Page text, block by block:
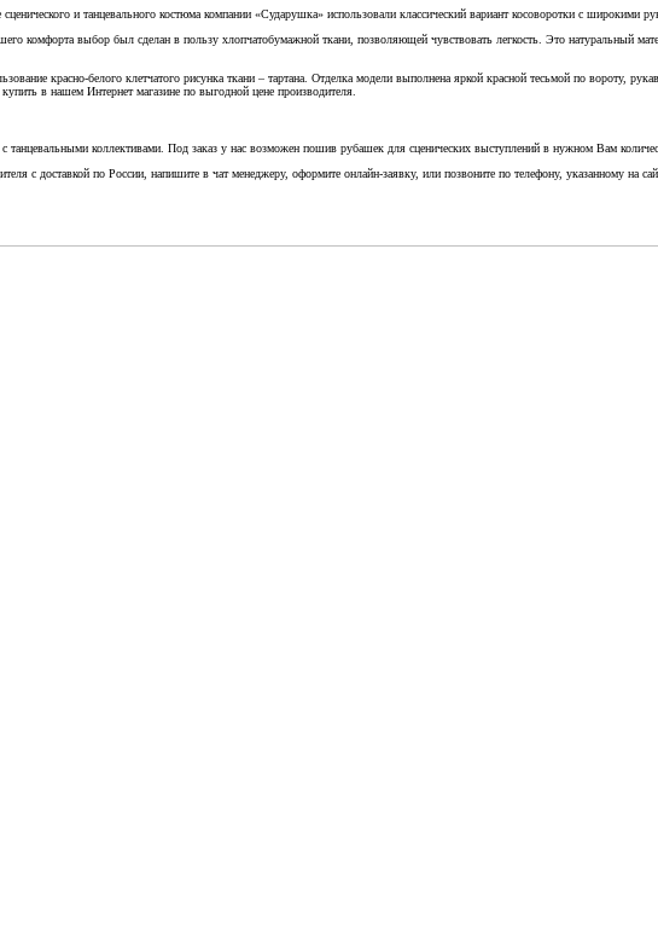
и танцевального костюма компании «Сударушка» использовали классический вариант косоворотки с широкими
комфорта выбор был сделан в пользу хлопчатобумажной ткани, позволяющей чувствовать легкость. Это натуральный
красно-белого клетчатого рисунка ткани – тартана. Отделка модели выполнена яркой красной тесьмой по вороту,
в нашем Интернет магазине по выгодной цене производителя.
танцевальными коллективами. Под заказ у нас возможен пошив рубашек для сценических выступлений в нужном Вам
с доставкой по России, напишите в чат менеджеру, оформите онлайн-заявку, или позвоните по телефону, указанному на